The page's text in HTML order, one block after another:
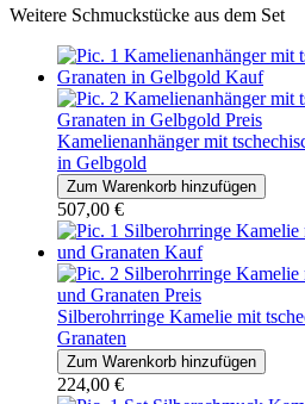
Weitere Schmuckstücke aus dem Set
Kamelienanhänger mit
in Gelbgold
507,00 €
Silberohrringe Kamelie mit
Granaten
224,00 €